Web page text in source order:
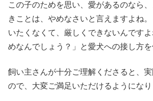
この子のためを思い、愛があるのなら
きことは、やめなさいと言えますよね
いたくなくて、厳しくできないんです
めなんでしょう？」と愛犬への接し方を
飼い主さんが十分ご理解くださると、
ので、大変ご満足いただけるようになり